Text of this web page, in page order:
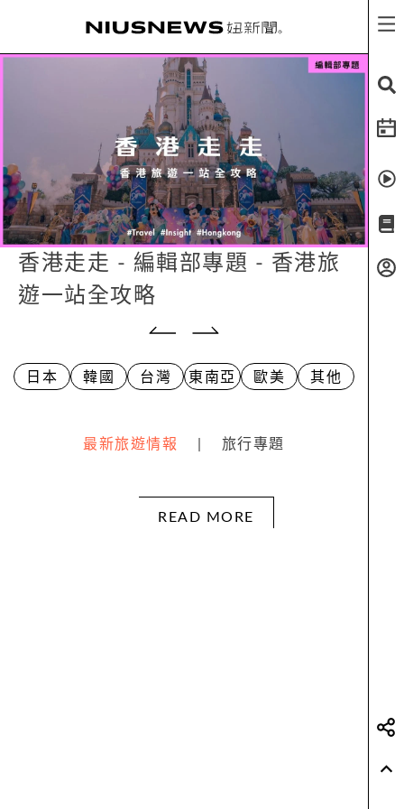
香港走走 - 編輯部專題 - 香港旅
遊一站全攻略
日本 韓國 台灣 東南亞 歐美 其他
最新旅遊情報 旅行專題
READ MORE